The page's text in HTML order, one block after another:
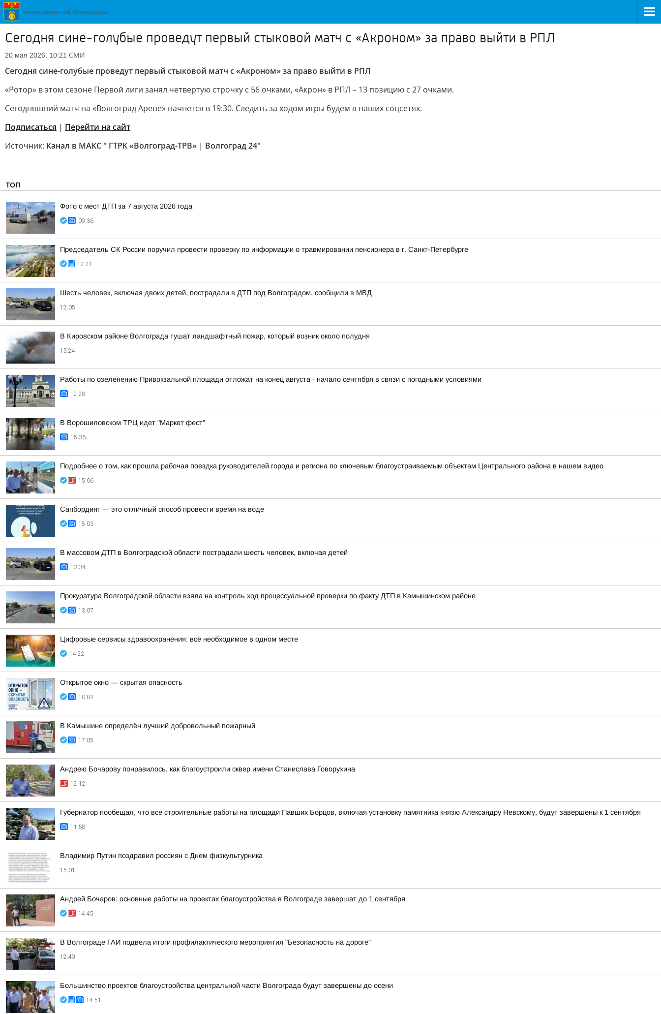
Сегодня сине-голубые проведут первый стыковой матч с «Акроном» за право выйти в РПЛ
20 мая 2026, 10:21 СМИ
Сегодня сине-голубые проведут первый стыковой матч с «Акроном» за право выйти в РПЛ
«Ротор» в этом сезоне Первой лиги занял четвертую строчку с 56 очками, «Акрон» в РПЛ – 13 позицию с 27 очками.
Сегодняшний матч на «Волгоград Арене» начнется в 19:30. Следить за ходом игры будем в наших соцсетях.
Подписаться | Перейти на сайт
Источник: Канал в МАКС " ГТРК «Волгоград-ТРВ» | Волгоград 24"
ТОП
Фото с мест ДТП за 7 августа 2026 года
09:36
Председатель СК России поручил провести проверку по информации о травмировании пенсионера в г. Санкт-Петербурге
12:21
Шесть человек, включая двоих детей, пострадали в ДТП под Волгоградом, сообщили в МВД
12:05
В Кировском районе Волгограда тушат ландшафтный пожар, который возник около полудня
15:24
Работы по озеленению Привокзальной площади отложат на конец августа - начало сентября в связи с погодными условиями
12:28
В Ворошиловском ТРЦ идет "Маркет фест"
15:36
Подробнее о том, как прошла рабочая поездка руководителей города и региона по ключевым благоустраиваемым объектам Центрального района в нашем видео
15:06
Сапбординг — это отличный способ провести время на воде
15:03
В массовом ДТП в Волгоградской области пострадали шесть человек, включая детей
13:34
Прокуратура Волгоградской области взяла на контроль ход процессуальной проверки по факту ДТП в Камышинском районе
13:07
Цифровые сервисы здравоохранения: всё необходимое в одном месте
14:22
Открытое окно — скрытая опасность
10:04
В Камышине определён лучший добровольный пожарный
17:05
Андрею Бочарову понравилось, как благоустроили сквер имени Станислава Говорухина
12:12
Губернатор пообещал, что все строительные работы на площади Павших Борцов, включая установку памятника князю Александру Невскому, будут завершены к 1 сентября
11:58
Владимир Путин поздравил россиян с Днем физкультурника
15:01
Андрей Бочаров: основные работы на проектах благоустройства в Волгограде завершат до 1 сентября
14:45
В Волгограде ГАИ подвела итоги профилактического мероприятия "Безопасность на дороге"
12:49
Большинство проектов благоустройства центральной части Волгограда будут завершены до осени
14:51